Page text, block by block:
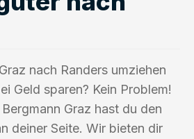
nach Randers umziehen
Geld sparen? Kein Problem!
Graz hast du den
deiner Seite. Wir bieten dir